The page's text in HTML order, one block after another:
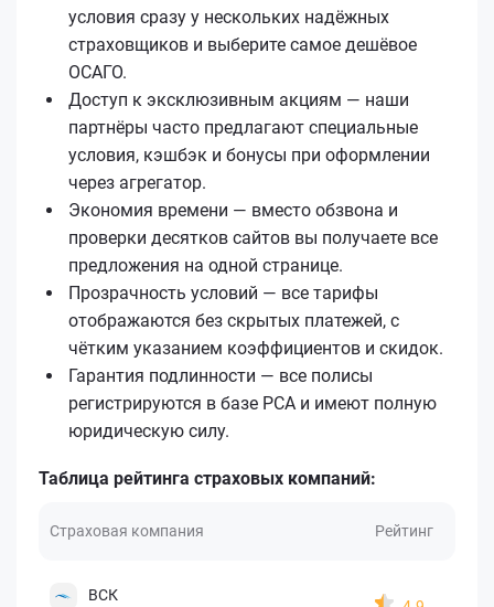
условия сразу у нескольких надёжных
страховщиков и выберите самое дешёвое
ОСАГО.
Доступ к эксклюзивным акциям — наши
партнёры часто предлагают специальные
условия, кэшбэк и бонусы при оформлении
через агрегатор.
Экономия времени — вместо обзвона и
проверки десятков сайтов вы получаете все
предложения на одной странице.
Прозрачность условий — все тарифы
отображаются без скрытых платежей, с
чётким указанием коэффициентов и скидок.
Гарантия подлинности — все полисы
регистрируются в базе РСА и имеют полную
юридическую силу.
Таблица рейтинга страховых компаний:
Страховая компания Рейтинг
ВСК